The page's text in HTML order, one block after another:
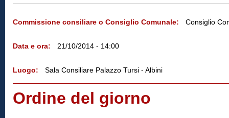
Commissione consiliare o Consiglio Comunale: Consiglio
Data e ora: 21/10/2014 - 14:00
Luogo: Sala Consiliare Palazzo Tursi - Albini
Ordine del giorno